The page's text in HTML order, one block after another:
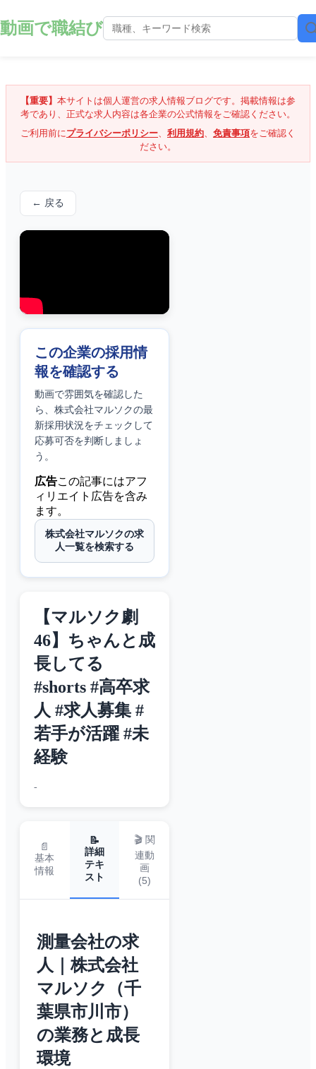
動画で職結び
【重要】 本サイトは個人運営の求人情報ブログです。掲載情報は参
考であり、正式な求人内容は各企業の公式情報をご確認ください。
ご利用前にプライバシーポリシー、 利用規約、 免責事項をご確認く
ださい。
← 戻る
この企業の採用情
報を確認する
動画で雰囲気を確認した
ら、 株式会社マルソクの最
新採用状況をチェックして
応募可否を判断しましょ
う。
広告この記事にはアフ
ィリエイト広告を含み
ます。
株式会社マルソクの求
人一覧を検索する
【マルソク劇
46】ちゃんと成
長してる
#shorts #高卒求
人 #求人募集 #
若手が活躍 #未
経験
-
📄
基本
情報
📝
詳細
テキ
スト
🎬 関
連動
画
(5)
測量会社の求
人｜株式会社
マルソク（千
葉県市川市）
の業務と成長
環境